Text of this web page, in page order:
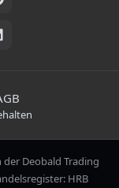
Deobald Trading
HRB